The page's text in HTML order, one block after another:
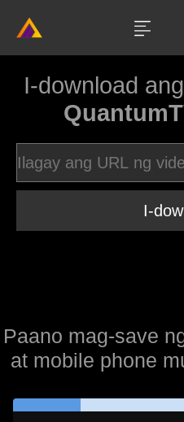
I-download
I-
Paano mag-save
at mobile phone